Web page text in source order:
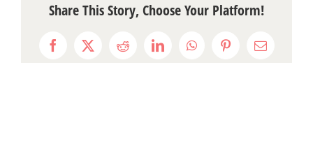
Share This Story, Choose Your Platform!
Facebook
X RedditLinkedInWhatsAppPinterestEmail